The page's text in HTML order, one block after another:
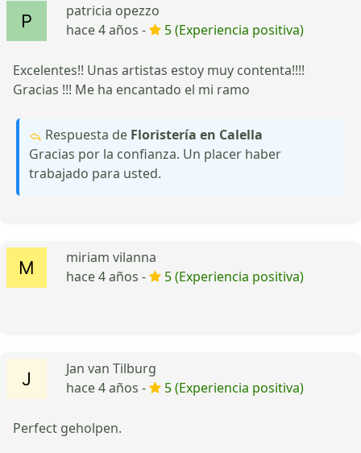
patricia opezzo
hace 4 años -
5 (Experiencia positiva)
Excelentes!! Unas artistas estoy muy contenta!!!!
Gracias !!! Me ha encantado el mi ramo
Respuesta de Floristería en Calella
Gracias por la confianza. Un placer haber
trabajado para usted.
miriam vilanna
hace 4 años -
5 (Experiencia positiva)
Jan van Tilburg
hace 4 años -
5 (Experiencia positiva)
Perfect geholpen.